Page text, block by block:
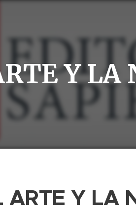
Y LA
ARTE Y LA